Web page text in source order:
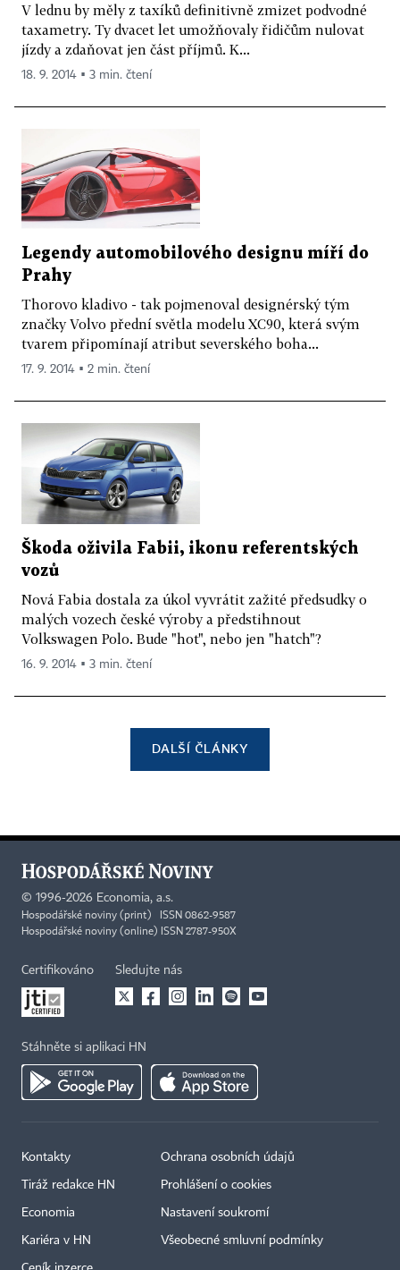
V lednu by měly z taxíků definitivně zmizet podvodné
taxametry. Ty dvacet let umožňovaly řidičům nulovat
jízdy a zdaňovat jen část příjmů. K...
18. 9. 2014 ▪ 3 min. čtení
Legendy automobilového designu míří do
Prahy
Thorovo kladivo - tak pojmenoval designérský tým
značky Volvo přední světla modelu XC90, která svým
tvarem připomínají atribut severského boha...
17. 9. 2014 ▪ 2 min. čtení
Škoda oživila Fabii, ikonu referentských
vozů
Nová Fabia dostala za úkol vyvrátit zažité předsudky o
malých vozech české výroby a předstihnout
Volkswagen Polo. Bude "hot", nebo jen "hatch"?
16. 9. 2014 ▪ 3 min. čtení
DALŠÍ ČLÁNKY
© 1996-2026 Economia, a.s.
Hospodářské noviny (print) ISSN 0862-9587
Hospodářské noviny (online) ISSN 2787-950X
Certifikováno Sledujte nás
Stáhněte si aplikaci HN
Kontakty
Tiráž redakce HN
Economia
Kariéra v HN
Ochrana osobních údajů
Prohlášení o cookies
Nastavení soukromí
Všeobecné smluvní podmínky